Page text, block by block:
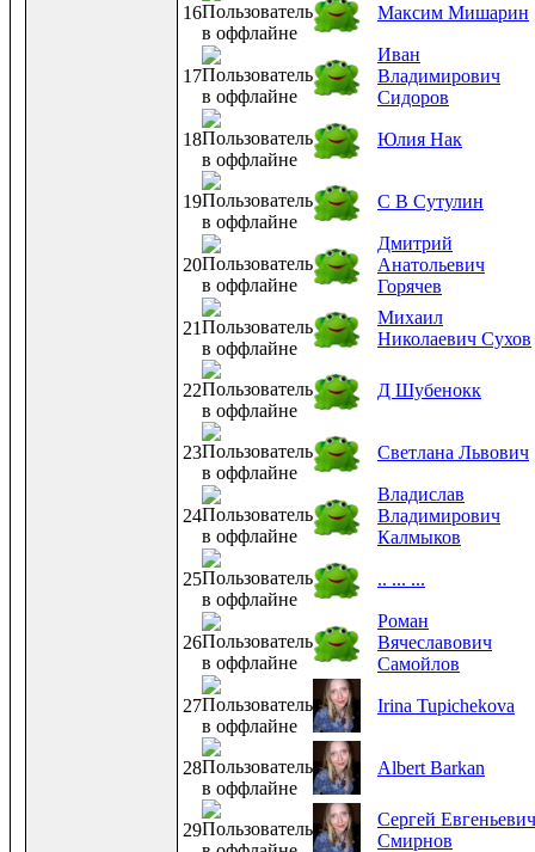
16 Максим Мишарин
17
Иван
Владимирович
Сидоров
18 Юлия Нак
19 С В Сутулин
20
Дмитрий
Анатольевич
Горячев
21
Михаил
Николаевич Сухов
22 Д Шубенокк
23 Светлана Львович
24
Владислав
Владимирович
Калмыков
25 .. ... ...
26
Роман
Вячеславович
Самойлов
27 Irina Tupichekova
28 Albert Barkan
29
Сергей Евгеньевич
Смирнов